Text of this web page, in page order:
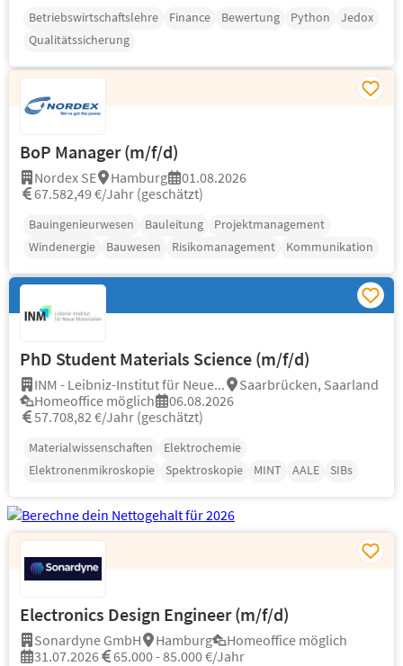
Betriebswirtschaftslehre Finance Bewertung Python
Jedox
Qualitätssicherung
BoP Manager (m/f/d)
Nordex SE Hamburg
01.08.2026
67.582,49 €/Jahr (geschätzt)
Bauingenieurwesen Bauleitung
Projektmanagement
Windenergie
Bauwesen Risikomanagement Kommunikation
PhD Student Materials Science (m/f/d)
INM - Leibniz-Institut für Neue...
Saarbrücken, Saarland
Homeoffice möglich
06.08.2026
57.708,82 €/Jahr (geschätzt)
Materialwissenschaften
Elektrochemie
Elektronenmikroskopie
Spektroskopie MINT AALE SIBs
Electronics Design Engineer (m/f/d)
Sonardyne GmbH Hamburg
Homeoffice möglich
31.07.2026
65.000 - 85.000 €/Jahr